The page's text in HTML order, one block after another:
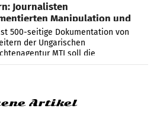
Journalisten
Manipulation und
500-seitige Dokumentation von
der Ungarischen
MTI soll die
Nachrichten-Manipulation und
Artikel